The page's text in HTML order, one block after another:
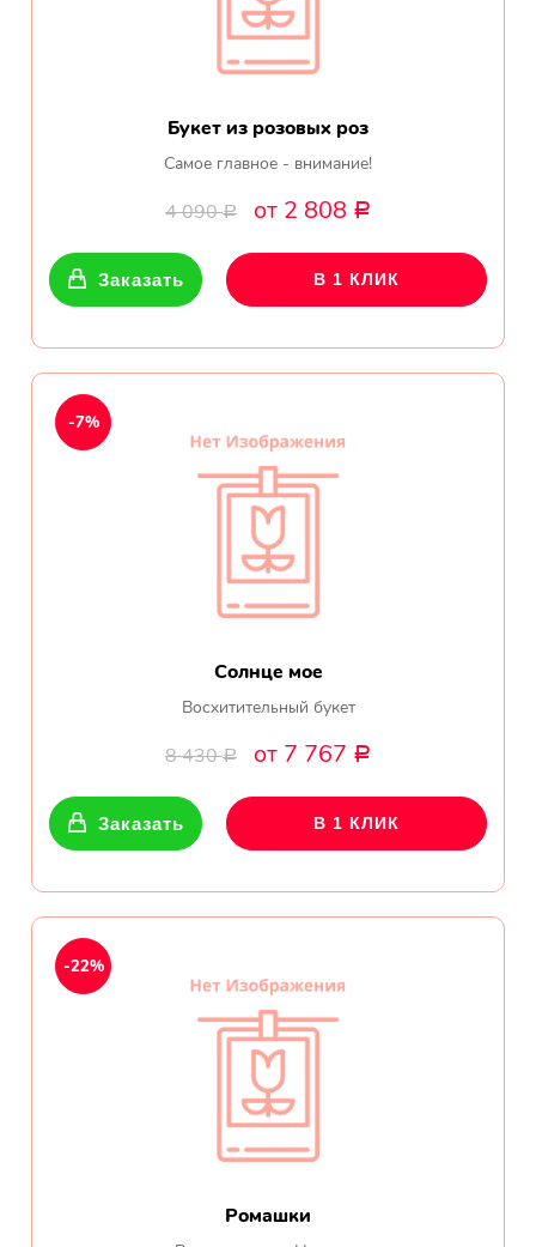
Букет из розовых роз
Самое главное - внимание!
4 090Р от 2 808 Р
Заказать В 1 КЛИК
Солнце мое
Восхитительный букет
8 430Р от 7 767 Р
-7%
Заказать В 1 КЛИК
Ромашки
-22%